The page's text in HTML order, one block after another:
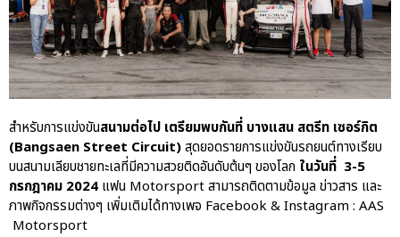
สำหรับการแข่งขันสนามต่อไป เตรียมพบกันที่ บางแสน สตรีท เซอร์กิต
(Bangsaen Street Circuit)สุดยอดรายการแข่งขันรถยนต์ทางเรียบ
บนสนามเลียบชายทะเลที่มีความสวยติดอันดับต้นๆ ของโลก ในวันที่ 3-5
กรกฎาคม 2024 แฟน Motorsport สามารถติดตามข้อมูล ข่าวสาร และ
ภาพกิจกรรมต่างๆ เพิ่มเติมได้ทางเพจ Facebook & Instagram : AAS
Motorsport